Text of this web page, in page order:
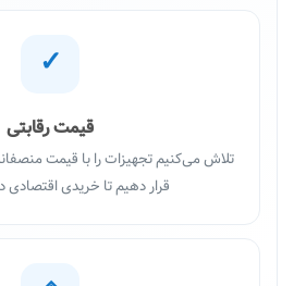
✓
قیمت رقابتی
تلاش می‌کنیم تجهیزات را با قیمت
قرار دهیم تا خریدی اقتصادی